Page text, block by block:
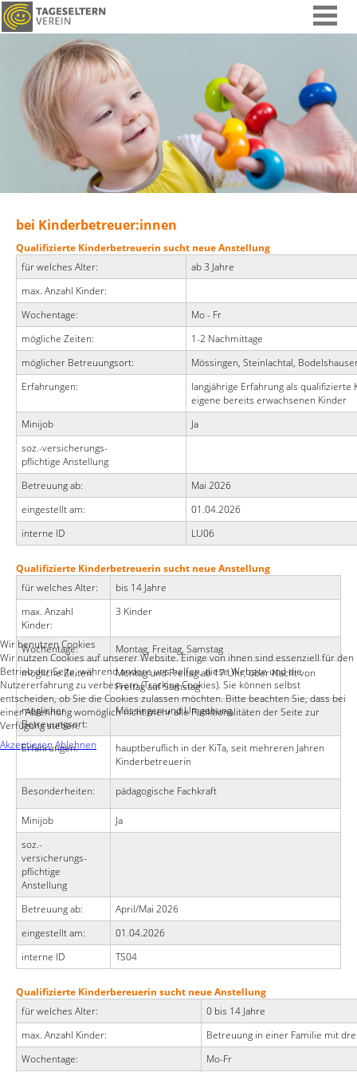
bei Kinderbetreuer:innen
Qualifizierte Kinderbetreuerin sucht neue Anstellung
für welches Alter:
ab 3 Jahre
max. Anzahl Kinder:
Wochentage:
Mo - Fr
mögliche Zeiten:
1-2 Nachmittage
möglicher Betreuungsort:
Mössingen, Steinlachtal,
Erfahrungen:
langjährige Erfahrung als
eigene bereits erwachsenen Kinder
Minijob
Ja
soz.-versicherungs-
pflichtige Anstellung
Betreuung ab:
Mai 2026
eingestellt am:
01.04.2026
interne ID
LU06
Qualifizierte Kinderbetreuerin sucht neue Anstellung
für welches Alter:
bis 14 Jahre
max. Anzahl
Kinder:
3 Kinder
Wochentage:
Montag, Freitag, Samstag
mögliche Zeiten:
Montag und Freitag ab 17 Uhr, über Nacht von
Freitag auf Samstag
möglicher
Betreuungsort:
Mössingen und Umgebung
Erfahrungen:
hauptberuflich in der KiTa, seit mehreren Jahren
Kinderbetreuerin
Besonderheiten: pädagogische Fachkraft
Minijob
Ja
soz.-
versicherungs-
pflichtige
Anstellung
Betreuung ab:
April/Mai 2026
eingestellt am:
01.04.2026
interne ID
TS04
Qualifizierte Kinderbereuerin sucht neue Anstellung
für welches Alter:
0 bis 14 Jahre
max. Anzahl Kinder:
Betreuung in einer Familie mit
Wochentage:
Mo-Fr
Wir benutzen Cookies
Wir nutzen Cookies auf unserer Website. Einige von ihnen sind essenziell für den
Betrieb der Seite, während andere uns helfen, diese Website und die
Nutzererfahrung zu verbessern (Tracking Cookies). Sie können selbst
entscheiden, ob Sie die Cookies zulassen möchten. Bitte beachten Sie, dass bei
einer Ablehnung womöglich nicht mehr alle Funktionalitäten der Seite zur
Verfügung stehen.
Akzeptieren Ablehnen